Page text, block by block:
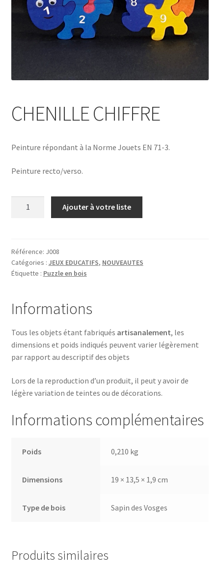
CHENILLE CHIFFRE
Peinture répondant à la Norme Jouets EN 71-3.
Peinture recto/verso.
Ajouter à votre liste
Référence: J008
Catégories : JEUX EDUCATIFS, NOUVEAUTES
Étiquette : Puzzle en bois
Informations
Tous les objets étant fabriqués artisanalement, les
dimensions et poids indiqués peuvent varier légèrement
par rapport au descriptif des objets
Lors de la reproduction d’un produit, il peut y avoir de
légère variation de teintes ou de décorations.
Informations complémentaires
Poids 0,210 kg
Dimensions 19 × 13,5 × 1,9 cm
Type de bois Sapin des Vosges
Produits similaires